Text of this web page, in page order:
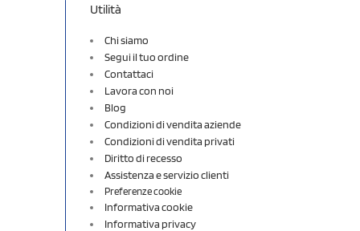
Utilità
Chi siamo
Segui il tuo ordine
Contattaci
Lavora con noi
Blog
Condizioni di vendita aziende
Condizioni di vendita privati
Diritto di recesso
Assistenza e servizio clienti
Preferenze cookie
Informativa cookie
Informativa privacy